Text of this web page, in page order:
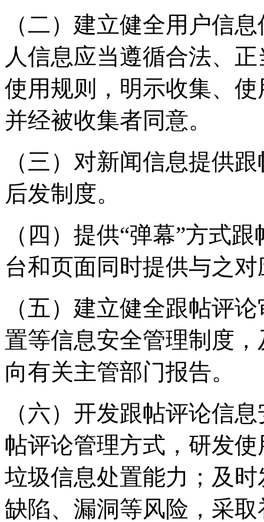
（二）建立健全用户信
人信息应当遵循合法、
使用规则，明示收集、
并经被收集者同意。
（三）对新闻信息提供
后发制度。
（四）提供“弹幕”方式
台和页面同时提供与之
（五）建立健全跟帖评
置等信息安全管理制度
向有关主管部门报告。
（六）开发跟帖评论信
帖评论管理方式，研发
垃圾信息处置能力；及
缺陷、漏洞等风险，采